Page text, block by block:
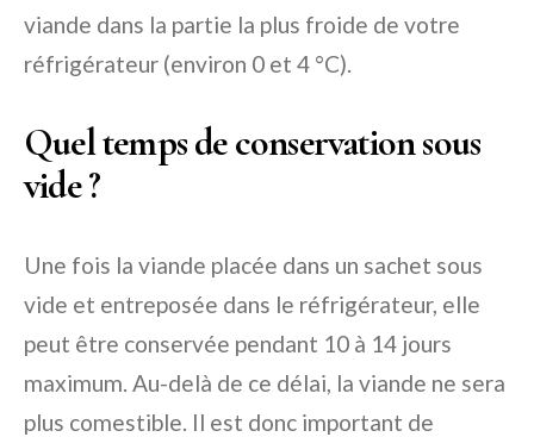
viande dans la partie la plus froide de votre
réfrigérateur (environ 0 et 4 °C).
Quel temps de conservation sous
vide ?
Une fois la viande placée dans un sachet sous
vide et entreposée dans le réfrigérateur, elle
peut être conservée pendant 10 à 14 jours
maximum. Au-delà de ce délai, la viande ne sera
plus comestible. Il est donc important de